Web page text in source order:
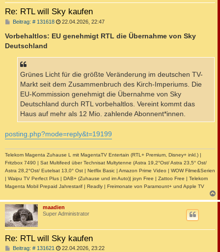
Re: RTL will Sky kaufen
Beitrag: # 131618B
i
22.04.2026, 22:47
Vorbehaltlos: EU genehmigt RTL die Übernahme von Sky
Deutschland
Grünes Licht für die größte Veränderung im deutschen TV-
Markt seit dem Zusammenbruch des Kirch-Imperiums. Die
EU-Kommission genehmigt die Übernahme von Sky
Deutschland durch RTL vorbehaltlos. Vereint kommt das
Haus auf mehr als 12 Mio. zahlende Abonnent*innen.
posting.php?mode=reply&t=19199
Telekom Magenta Zuhause L mit MagentaTV Entertain (RTL+ Premium, Disney+ inkl.) |
Fritzbox 7490 | Sat Multifeed über Technisat Multytenne (Astra 19,2°Ost/ Astra 23,5° Ost/
Astra 28,2°Ost/ Eutelsat 13,0° Ost | Netflix Basic | Amazon Prime Video | WOW Filme&Serien
| Waipu TV Perfect Plus | DAB+ (Zuhause und im Auto)| joyn Free | Zattoo Free | Telekom
Magenta Mobil Prepaid Jahrestarif | Readly | Freimonate von Paramount+ und Apple TV
a
maadien
Super Administrator
Re: RTL will Sky kaufen
Beitrag: # 131621 B 22.04.2026, 23:22